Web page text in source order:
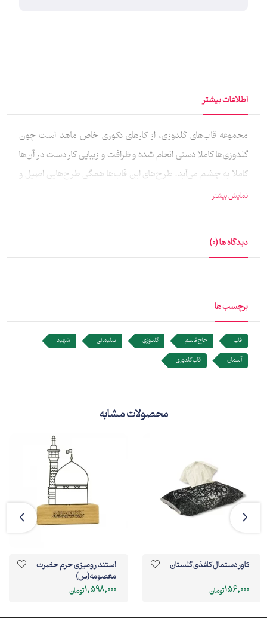
اطلاعات بیشتر
مجموعه قاب‌های گلدوزی، از کارهای دکوری خاص ماهد است چون
گلدوزی‌ها کاملا دستی انجام شده و ظرافت و زیبایی کار دست در آن‌ها
کاملا به چشم می‌آید. طرح‌های این قاب‌ها همگی طرح‌هایی اصیل و
ارزشمند هستند که می‌توانند زینت خانه شما شوند. همچنین این
شده‌اند و سپس به روش دستی گلدوزی‌ها انجام شده‌اند طراحی این
نمایش بیشتر
دیدگاه ها (0)
برچسب ها
قاب حاج قاسم گلدوزی سلیمانی
شهید
آسمان
قاب گلدوزی
محصولات مشابه
کاور دستمال کاغذی گلستان
156,000تومان
استند رومیزی حرم حضرت
معصومه(س)
1,598,000تومان